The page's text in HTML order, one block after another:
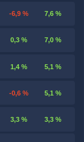
-6,9 % 7,6 %
0,3 % 7,0 %
1,4 % 5,1 %
-0,6 % 5,1 %
3,3 % 3,3 %